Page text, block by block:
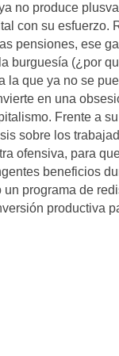
no produce
con su esfuerzo.
pensiones, ese
burguesía (¿por
la que ya no se
en una
Frente a
sobre los
ofensiva, para
beneficios
un programa de
productiva